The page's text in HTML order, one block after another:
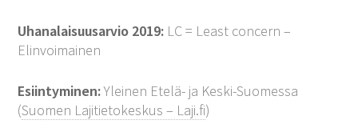
Uhanalaisuusarvio 2019: LC = Least concern –
Elinvoimainen
Esiintyminen:Yleinen Etelä- ja Keski-Suomessa
(Suomen Lajitietokeskus – Laji.fi)